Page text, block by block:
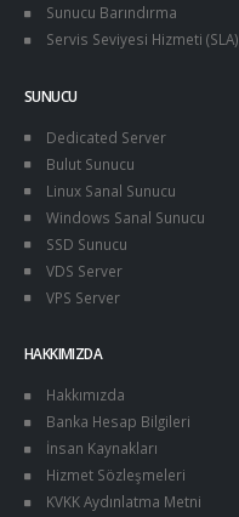
Sunucu Barındırma
Servis Seviyesi Hizmeti (SLA)
SUNUCU
Dedicated Server
Bulut Sunucu
Linux Sanal Sunucu
Windows Sanal Sunucu
SSD Sunucu
VDS Server
VPS Server
HAKKIMIZDA
Hakkımızda
Banka Hesap Bilgileri
İnsan Kaynakları
Hizmet Sözleşmeleri
KVKK Aydınlatma Metni